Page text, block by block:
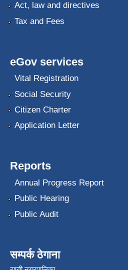
Act, law and directives
Tax and Fees
eGov services
Vital Registration
Social Security
Citizen Charter
Application Letter
Reports
Annual Progress Report
Public Hearing
Public Audit
सम्पर्क ठेगाना